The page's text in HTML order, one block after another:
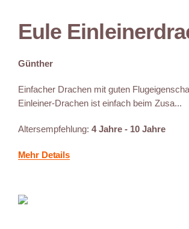
Eule
Günther
Einfacher Drachen mit guten
Einleiner-Drachen ist einfach beim Zusa...
Altersempfehlung: 4 Jahre - 10 Jahre
Mehr Details